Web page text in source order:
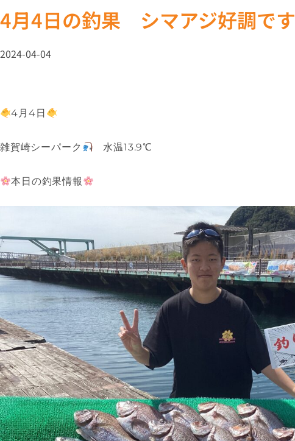
4月4日の釣果 シマアジ好調です
2024-04-04
4月4日
雑賀崎シーパーク 水温13.9℃
本日の釣果情報